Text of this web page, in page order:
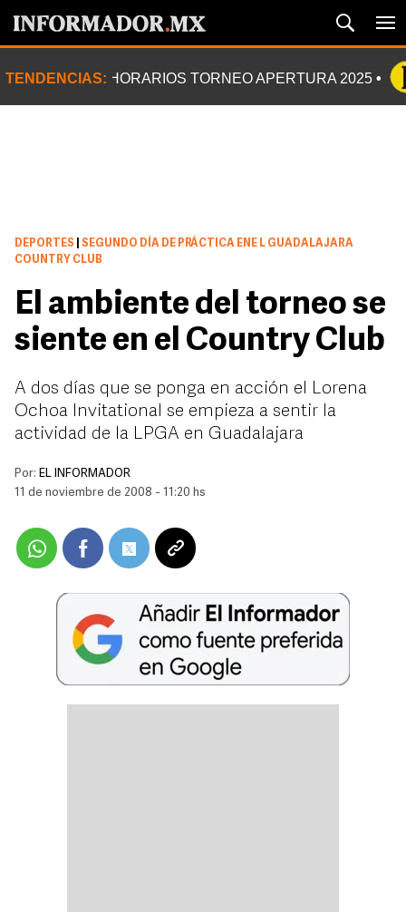
TENDENCIAS: HORARIOS TORNEO APERTURA 2025
DEPORTES
SEGUNDO DÍA DE PRÁCTICA ENE L GUADALAJARA
COUNTRY CLUB
El ambiente del torneo se
siente en el Country Club
A dos días que se ponga en acción el Lorena
Ochoa Invitational se empieza a sentir la
actividad de la LPGA en Guadalajara
Por: EL INFORMADOR
11 de noviembre de 2008 - 11:20 hs